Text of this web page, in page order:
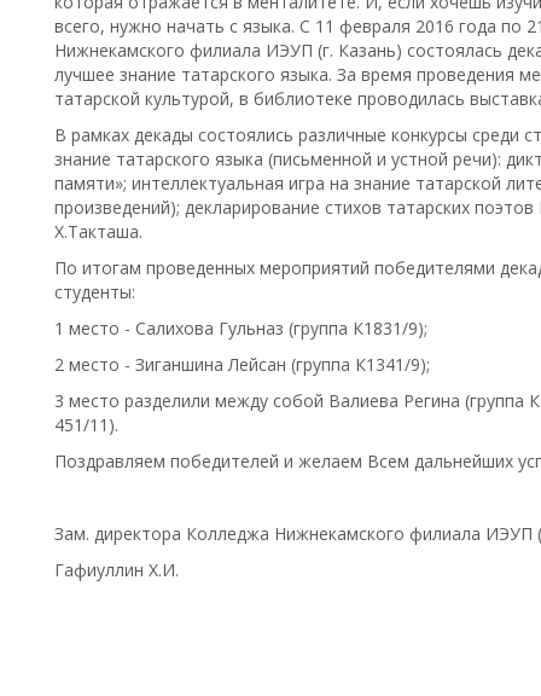
всего, нужно начать с языка. С 11 февраля 2016 года по
Нижнекамского филиала ИЭУП (г. Казань) состоялась
лучшее знание татарского языка. За время проведения
татарской культурой, в библиотеке проводилась
В рамках декады состоялись различные конкурсы среди
знание татарского языка (письменной и устной речи):
памяти»; интеллектуальная игра на знание татарской
произведений); декларирование стихов татарских
Х.Такташа.
По итогам проведенных мероприятий победителями
студенты:
1 место - Салихова Гульназ (группа К1831/9);
2 место - Зиганшина Лейсан (группа К1341/9);
3 место разделили между собой Валиева Регина (группа
451/11).
Поздравляем победителей и желаем Всем дальнейших
Зам. директора Колледжа Нижнекамского филиала ИЭУП
Гафиуллин Х.И.